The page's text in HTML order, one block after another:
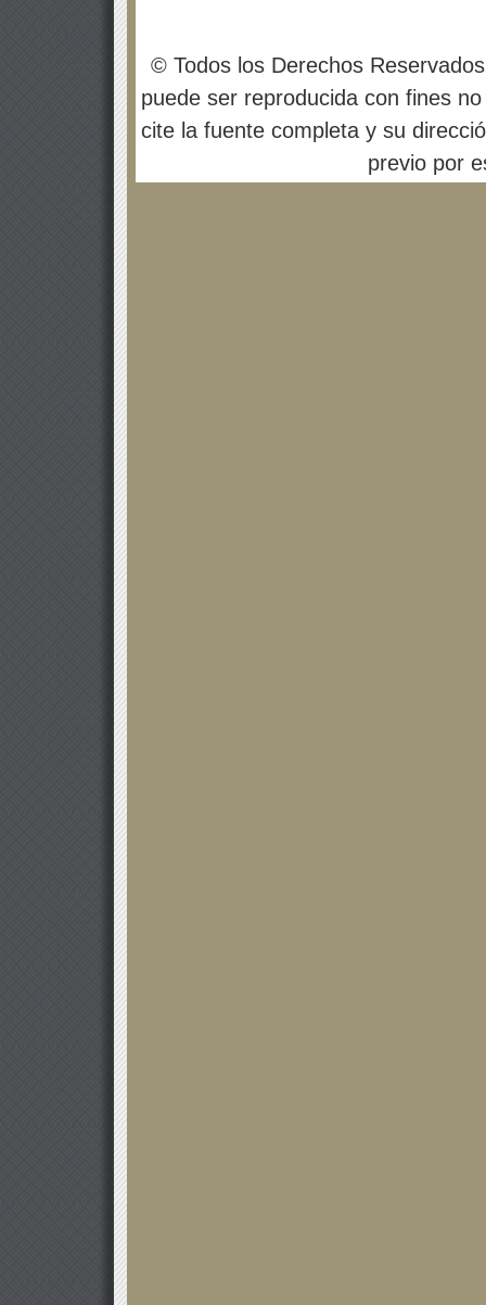
© Todos los Derechos
puede ser reproducida con fines
cite la fuente completa y su
previo por